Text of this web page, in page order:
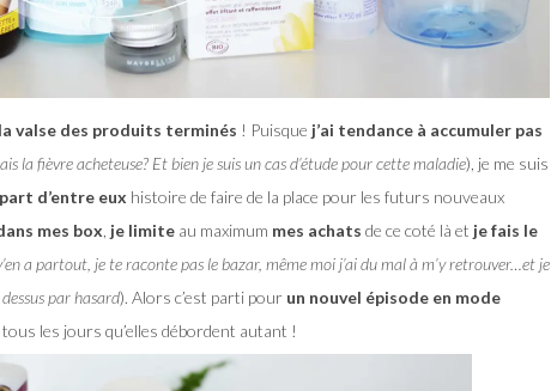
la valse des produits terminés ! Puisque j’ai tendance à accumuler pas
la fièvre acheteuse? Et bien je suis un cas d’étude pour cette maladie), je me suis
d’entre eux histoire de faire de la place pour les futurs nouveaux
mes box je limite au maximum mes achats de ce coté là et je fais le
a partout, je te raconte pas le bazar, même moi j’ai du mal à m’y retrouver…et je
par hasard). Alors c’est parti pour un nouvel épisode en mode
tous les jours qu’elles débordent autant !